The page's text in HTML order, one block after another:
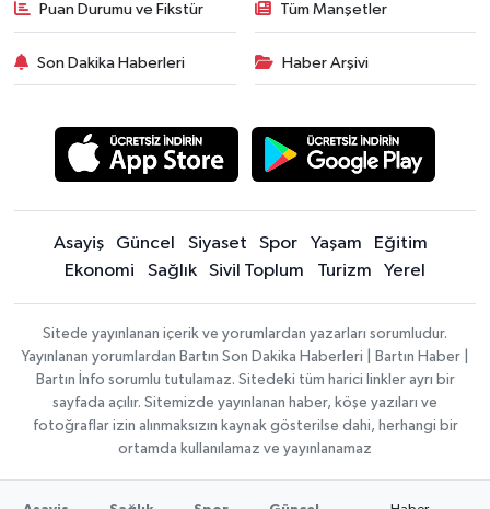
Puan Durumu ve Fikstür Tüm Manşetler
Son Dakika Haberleri Haber Arşivi
Asayiş Güncel Siyaset Spor Yaşam
Eğitim
Ekonomi
Sağlık Sivil Toplum Turizm Yerel
Sitede yayınlanan içerik ve yorumlardan yazarları sorumludur.
Yayınlanan yorumlardan Bartın Son Dakika Haberleri | Bartın Haber |
Bartın İnfo sorumlu tutulamaz. Sitedeki tüm harici linkler ayrı bir
sayfada açılır. Sitemizde yayınlanan haber, köşe yazıları ve
fotoğraflar izin alınmaksızın kaynak gösterilse dahi, herhangi bir
ortamda kullanılamaz ve yayınlanamaz